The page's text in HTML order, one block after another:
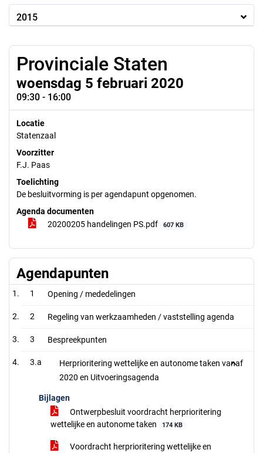
2015
Provinciale Staten
woensdag 5 februari 2020
09:30 - 16:00
Locatie
Statenzaal
Voorzitter
F.J. Paas
Toelichting
De besluitvorming is per agendapunt opgenomen.
Agenda documenten
20200205 handelingen PS.pdf
607 KB
Agendapunten
1 Opening / mededelingen
2 Regeling van werkzaamheden / vaststelling agenda
3 Bespreekpunten
3.a
Herprioritering wettelijke en autonome taken vanaf
2020 en Uitvoeringsagenda
Bijlagen
Ontwerpbesluit voordracht herprioritering
wettelijke en autonome taken
174 KB
Voordracht herprioritering wettelijke en